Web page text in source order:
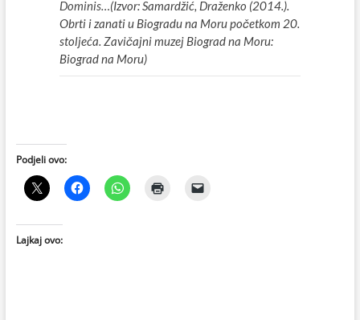
Dominis…(Izvor: Samardžić, Draženko (2014.).
Obrti i zanati u Biogradu na Moru početkom 20.
stoljeća. Zavičajni muzej Biograd na Moru:
Biograd na Moru)
Podjeli ovo:
Lajkaj ovo: